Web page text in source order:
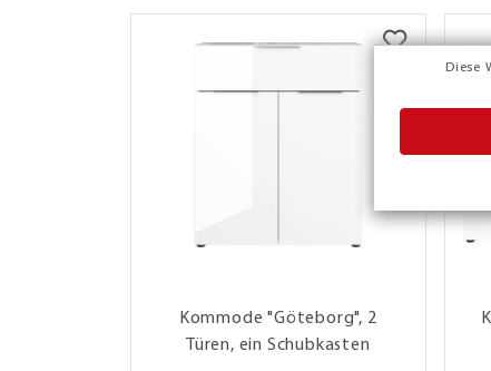
Diese
Kommode "Göteborg", 2
Türen, ein Schubkasten